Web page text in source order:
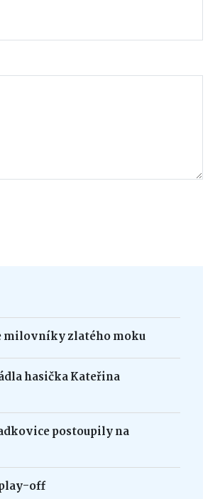
milovníky zlatého moku
hasička Kateřina
postoupily na
off